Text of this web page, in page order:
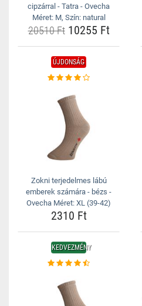
cipzárral - Tatra - Ovecha
Méret: M, Szín: natural
20510 Ft10255 Ft
ÚJDONSÁG
Zokni terjedelmes lábú
emberek számára - bézs -
Ovecha Méret: XL (39-42)
2310 Ft
KEDVEZMÉNY